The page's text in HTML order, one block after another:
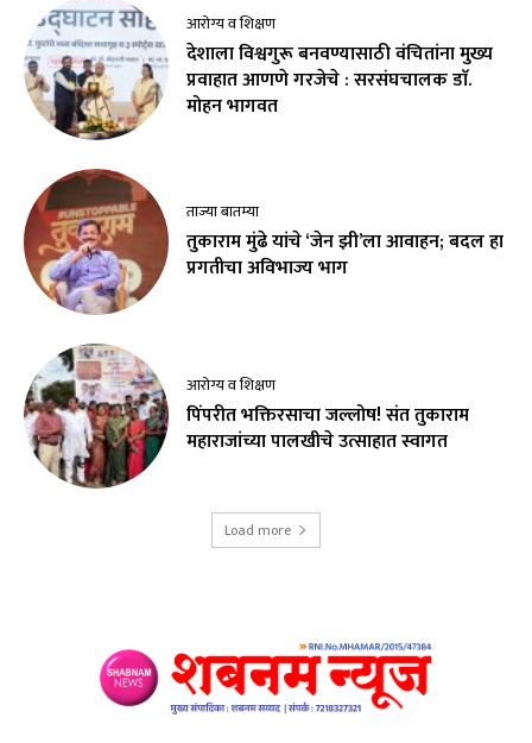
आरोग्य व शिक्षण
देशाला विश्वगुरू बनवण्यासाठी वंचितांना मुख्य
प्रवाहात आणणे गरजेचे : सरसंघचालक डाॅ.
मोहन भागवत
ताज्या बातम्या
तुकाराम मुंढे यांचे ‘जेन झी’ला आवाहन; बदल हा
प्रगतीचा अविभाज्य भाग
आरोग्य व शिक्षण
पिंपरीत भक्तिरसाचा जल्लोष! संत तुकाराम
महाराजांच्या पालखीचे उत्साहात स्वागत
Load more